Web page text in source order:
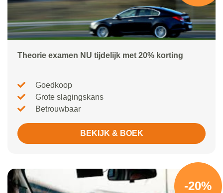
Theorie examen NU tijdelijk met 20% korting
Goedkoop
Grote slagingskans
Betrouwbaar
BEKIJK & BOEK
-20%